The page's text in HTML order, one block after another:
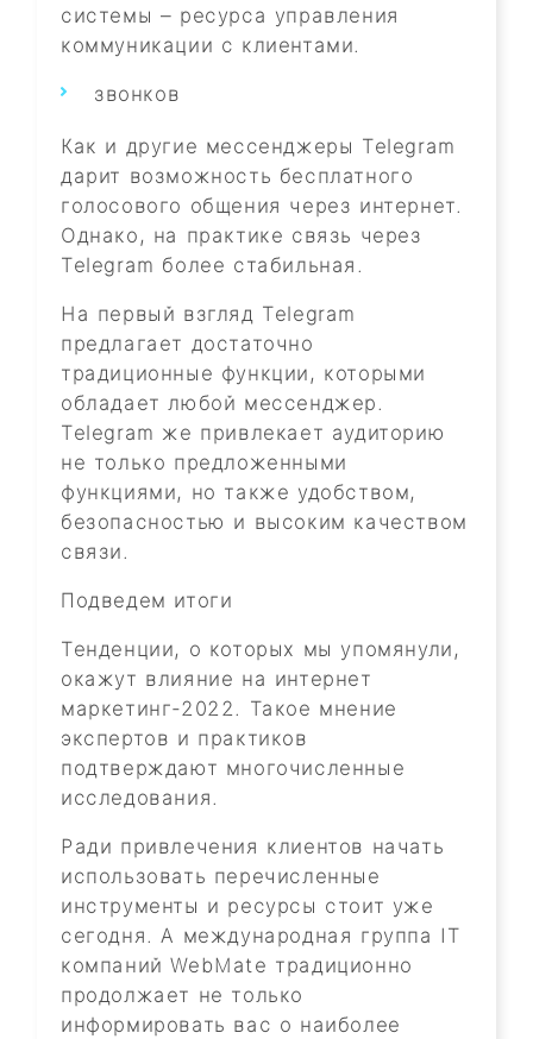
системы – ресурса управления
коммуникации с клиентами.
звонков
Как и другие мессенджеры Telegram
дарит возможность бесплатного
голосового общения через интернет.
Однако, на практике связь через
Telegram более стабильная.
На первый взгляд Telegram
предлагает достаточно
традиционные функции, которыми
обладает любой мессенджер.
Telegram же привлекает аудиторию
не только предложенными
функциями, но также удобством,
безопасностью и высоким качеством
связи.
Подведем итоги
Тенденции, о которых мы упомянули,
окажут влияние на интернет
маркетинг-2022. Такое мнение
экспертов и практиков
подтверждают многочисленные
исследования.
Ради привлечения клиентов начать
использовать перечисленные
инструменты и ресурсы стоит уже
сегодня. А международная группа IT
компаний WebMate традиционно
продолжает не только
информировать вас о наиболее